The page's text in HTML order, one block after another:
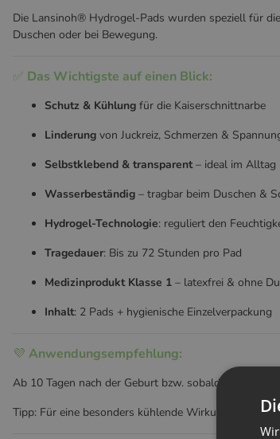
Die Lansinoh® Hydrogel-Pads wurden speziell für
Duschen oder bei Bewegung.
✅ Das Wichtigste auf einen Blick:
Schutz & Kühlung für die Kaiserschnittnarbe
Linderung von Juckreiz, Schmerzen &
Selbstklebend & transparent– ideal im Alltag
Wasserbeständig – tragbar beim Duschen &
Hydrogel-Technologie: reguliert den
Tragedauer: Bis zu 72 Stunden pro Pad
Medizinprodukt Klasse 1 – latexfrei & ohne
Inhalt: 2 Pads + hygienische Einzelverpackung
💜 Anwendungsempfehlung:
Ab 10 Tagen nach der Geburt bzw. sobald die
Tipp: Für eine besonders kühlende Wirkung vor